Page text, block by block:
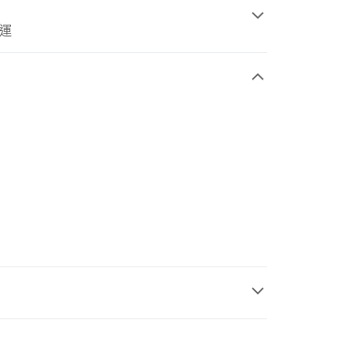
本島，離島恕不配送) 預計2-3個工作天到貨
含以上)免運費